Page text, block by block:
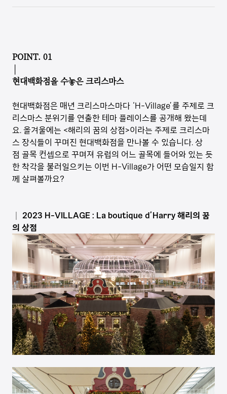
POINT. 01
현대백화점을 수놓은 크리스마스
현대백화점은 매년 크리스마스마다 ‘H-Village’를 주제로 크
리스마스 분위기를 연출한 테마 플레이스를 공개해 왔는데
요. 올겨울에는 <해리의 꿈의 상점>이라는 주제로 크리스마
스 장식들이 꾸며진 현대백화점을 만나볼 수 있습니다. 상
점 골목 컨셉으로 꾸며져 유럽의 어느 골목에 들어와 있는 듯
한 착각을 불러일으키는 이번 H-Village가 어떤 모습일지 함
께 살펴볼까요?
│ 2023 H-VILLAGE : La boutique d’Harry 해리의 꿈
의 상점